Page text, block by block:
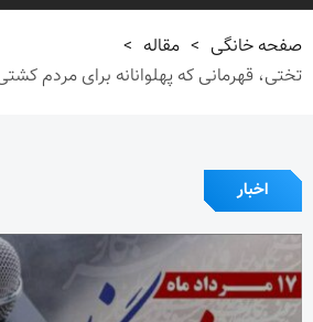
صفحه خانگی > مقاله >
تختی، قهرمانی که پهلوانانه برای مردم
اخبار